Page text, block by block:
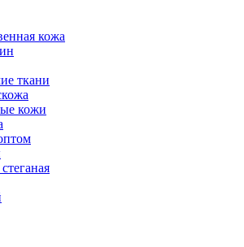
кожа
ткани
кожи